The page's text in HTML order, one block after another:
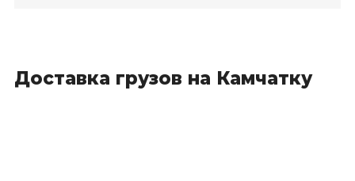
Ямало-Ненецкий АО
Доставка грузов на Камчатку